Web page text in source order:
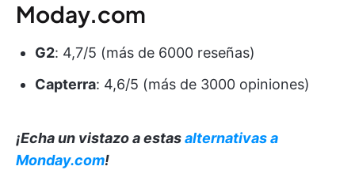
Moday.com
G2: 4,7/5 (más de 6000 reseñas)
Capterra: 4,6/5 (más de 3000 opiniones)
¡Echa un vistazo a estasalternativas a
Monday.com!